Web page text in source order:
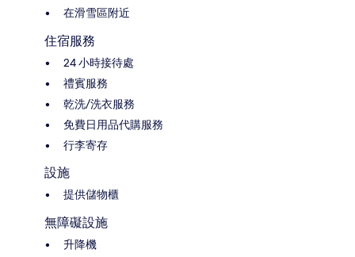
在滑雪區附近
住宿服務
24 小時接待處
禮賓服務
乾洗/洗衣服務
免費日用品代購服務
行李寄存
設施
提供儲物櫃
無障礙設施
升降機